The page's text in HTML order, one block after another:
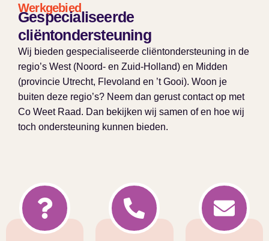
Werkgebied
Gespecialiseerde
cliëntondersteuning
Wij bieden gespecialiseerde cliëntondersteuning in de
regio’s West (Noord- en Zuid-Holland) en Midden
(provincie Utrecht, Flevoland en ’t Gooi). Woon je
buiten deze regio’s? Neem dan gerust contact op met
Co Weet Raad. Dan bekijken wij samen of en hoe wij
toch ondersteuning kunnen bieden.